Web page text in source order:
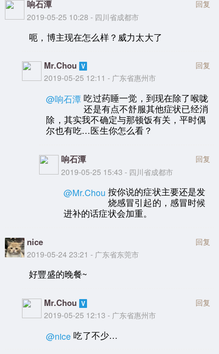
响石潭
2019-05-25 10:28 - 四川省成都市
回复
呃，博主现在怎么样？威力太大了
Mr.Chou
2019-05-25 12:11 - 广东省惠州市
回复
@响石潭 吃过药睡一觉，到现在除了喉咙
还是有点不舒服其他症状已经消
除，其实我不确定与那顿饭有关，平时偶
尔也有吃…医生你怎么看？
响石潭
2019-05-25 15:43 - 四川省成都市
回复
@Mr.Chou 按你说的症状主要还是发
烧感冒引起的，感冒时候
进补的话症状会加重。
nice
2019-05-24 23:21 - 广东省东莞市
回复
好豐盛的晚餐~
Mr.Chou
2019-05-25 12:13 - 广东省惠州市
回复
@nice 吃了不少…